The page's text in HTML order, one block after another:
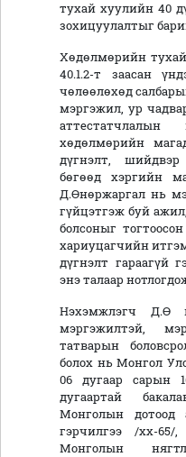
тухай хуулийн 40
зохицуулалтыг
Хөдөлмөрийн
40.1.2-т заасан
чөлөөлөхөд
мэргэжил, ур
хөдөлмөрийн
дүгнэлт,
бөгөөд хэргийн
Д.Өнөржаргал нь
гүйцэтгэж буй
болсоныг
хариуцагчийн
дүгнэлт гараагүй
энэ талаар
Нэхэмжлэгч Д.Ө
мэргэжилтэй,
татварын
болох нь Монгол
06 дугаар сарын
дугаартай
Монголын дотоод
гэрчилгээ /хх-
Монголын